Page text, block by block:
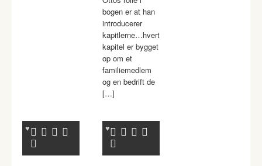
bogen er at han
introducerer
kapitlerne…hvert
kapitel er bygget
op om et
familiemedlem
og en bedrift de
[…]